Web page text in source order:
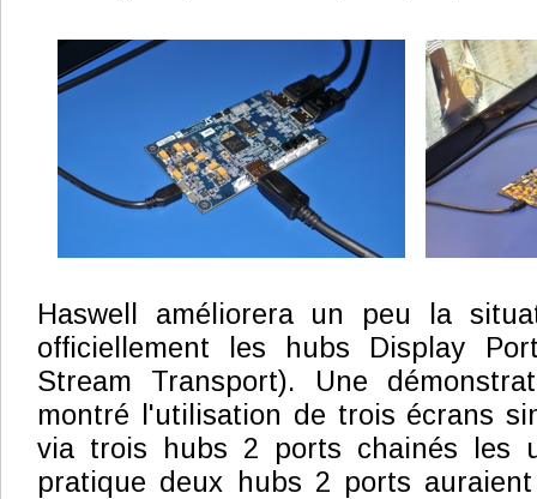
Haswell améliorera un peu la
officiellement les hubs Display
Stream Transport). Une
montré l'utilisation de trois écrans
via trois hubs 2 ports chainés les
pratique deux hubs 2 ports